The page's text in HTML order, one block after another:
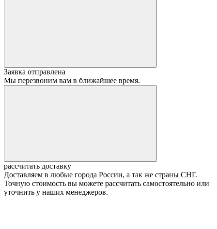
Заявка отправлена
Мы перезвоним вам в ближайшее время.
рассчитать доставку
Доставляем в любые города России, а так же страны СНГ.
Точную стоимость вы можете рассчитать самостоятельно или
уточнить у наших менеджеров.